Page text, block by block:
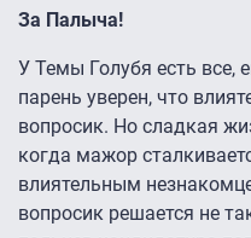
За Палыча!
У Темы Голубя есть все,
парень уверен, что
вопросик. Но сладкая
когда мажор
влиятельным
вопросик решается не